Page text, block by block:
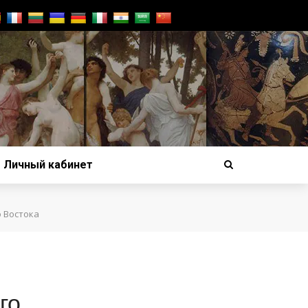
Личный кабинет